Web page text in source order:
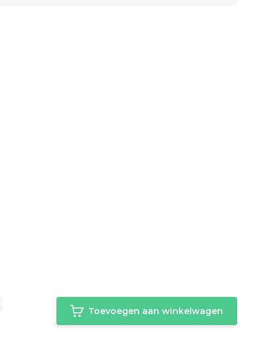
Toevoegen aan winkelwagen